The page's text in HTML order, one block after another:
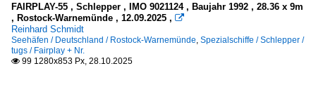
FAIRPLAY-55 , Schlepper , IMO 9021124 , Baujahr 1992 , 28.36 x 9m
, Rostock-Warnemünde , 12.09.2025 , 
Reinhard Schmidt
Seehäfen / Deutschland / Rostock-Warnemünde, Spezialschiffe / Schlepper /
tugs / Fairplay + Nr.
 99 1280x853 Px, 28.10.2025